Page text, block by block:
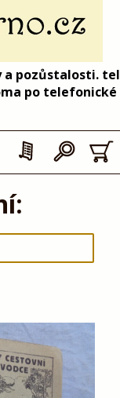
a pozůstalosti. tel
po telefonické